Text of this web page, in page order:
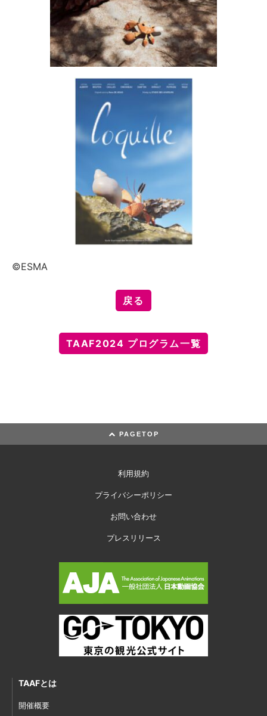
©ESMA
戻る
TAAF2024 プログラム一覧
PAGETOP
利用規約
プライバシーポリシー
お問い合わせ
プレスリリース
TAAFとは
開催概要